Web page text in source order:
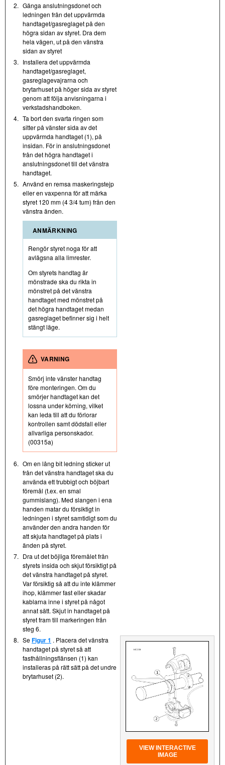
2. Gänga anslutningsdonet och
ledningen från det uppvärmda
handtaget/gasreglaget på den
högra sidan av styret. Dra dem
hela vägen, ut på den vänstra
sidan av styret
3. Installera det uppvärmda
handtaget/gasreglaget,
gasreglagevajrarna och
brytarhuset på höger sida av styret
genom att följa anvisningarna i
verkstadshandboken.
4. Ta bort den svarta ringen som
sitter på vänster sida av det
uppvärmda handtaget (1), på
insidan. För in anslutningsdonet
från det högra handtaget i
anslutningsdonet till det vänstra
handtaget.
5. Använd en remsa maskeringstejp
eller en vaxpenna för att märka
styret 120 mm (4 3/4 tum) från den
vänstra änden.
ANMÄRKNING
Rengör styret noga för att
avlägsna alla limrester.
Om styrets handtag är
mönstrade ska du rikta in
mönstret på det vänstra
handtaget med mönstret på
det högra handtaget medan
gasreglaget befinner sig i helt
stängt läge.
VARNING
Smörj inte vänster handtag
före monteringen. Om du
smörjer handtaget kan det
lossna under körning, vilket
kan leda till att du förlorar
kontrollen samt dödsfall eller
allvarliga personskador.
(00315a)
6. Om en lång bit ledning sticker ut
från det vänstra handtaget ska du
använda ett trubbigt och böjbart
föremål (t.ex. en smal
gummislang). Med slangen i ena
handen matar du försiktigt in
ledningen i styret samtidigt som du
använder den andra handen för
att skjuta handtaget på plats i
änden på styret.
7. Dra ut det böjliga föremålet från
styrets insida och skjut försiktigt på
det vänstra handtaget på styret.
Var försiktig så att du inte klämmer
ihop, klämmer fast eller skadar
kablarna inne i styret på något
annat sätt. Skjut in handtaget på
styret fram till markeringen från
steg 6.
8. SeFigur 1 . Placera det vänstra
handtaget på styret så att
fasthållningsflänsen (1) kan
installeras på rätt sätt på det undre
brytarhuset (2).
VIEW INTERACTIVE
IMAGE